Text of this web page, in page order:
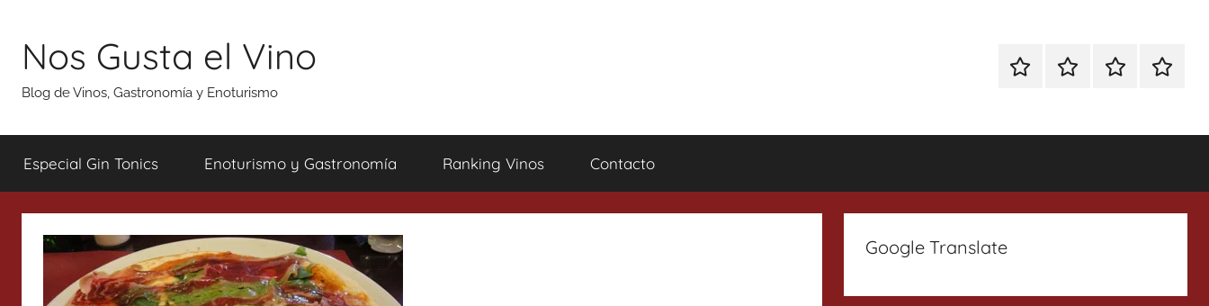
contenido
Nos Gusta el Vino
Blog de Vinos, Gastronomía y Enoturismo
EspecialEnoturismoRanking
Especial Gin Tonics Enoturismo y Gastronomía Ranking Vinos Contacto
Google Translate